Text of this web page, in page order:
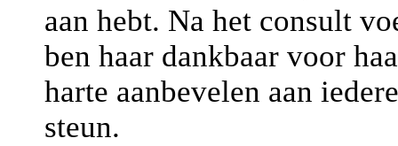
aan hebt. Na het consult
ben haar dankbaar voor
harte aanbevelen aan
steun.